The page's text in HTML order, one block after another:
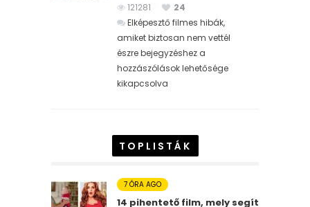
121281
24
Elképesztő filmes hibák,
amiket biztosan nem vettél
észre bejegyzéshez a
hozzászólások lehetősége
kikapcsolva
TOPLISTÁK
7 ÓRA AGO
14 pihentető film, mely segít